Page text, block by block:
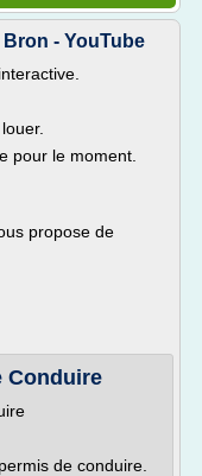
- YouTube
pour le moment.
propose de
Conduire
de conduire.